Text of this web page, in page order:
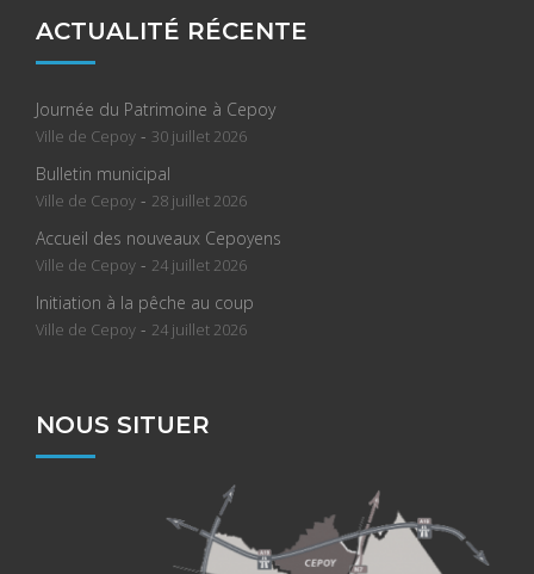
ACTUALITÉ RÉCENTE
Journée du Patrimoine à Cepoy
Ville de Cepoy - 30 juillet 2026
Bulletin municipal
Ville de Cepoy - 28 juillet 2026
Accueil des nouveaux Cepoyens
Ville de Cepoy - 24 juillet 2026
Initiation à la pêche au coup
Ville de Cepoy - 24 juillet 2026
NOUS SITUER